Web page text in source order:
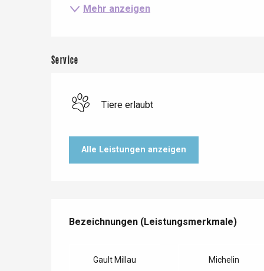
Dieppe
Mehr anzeigen
Service
Tiere erlaubt
Alle Leistungen anzeigen
Leistungensmöglichkeiten
Bezeichnungen (Leistungsmerkmale)
Bezeichnungen (Leistungsmerkmale)
Gault Millau Michelin